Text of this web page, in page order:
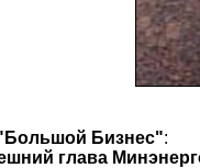
Бизнес":
глава